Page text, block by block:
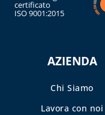
certificato
ISO 9001:2015
AZIENDA
Chi Siamo
Lavora con noi